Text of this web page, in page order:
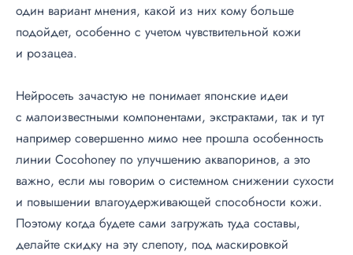
один вариант мнения, какой из них кому больше
подойдет, особенно с учетом чувствительной кожи
и розацеа.
Нейросеть зачастую не понимает японские идеи
с малоизвестными компонентами, экстрактами, так и тут
например совершенно мимо нее прошла особенность
линии Cocohoney по улучшению аквапоринов, а это
важно, если мы говорим о системном снижении сухости
и повышении влагоудерживающей способности кожи.
Поэтому когда будете сами загружать туда составы,
делайте скидку на эту слепоту, под маскировкой